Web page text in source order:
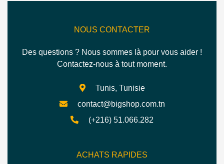
NOUS CONTACTER
Des questions ? Nous sommes là pour vous aider !
Contactez-nous à tout moment.
Tunis, Tunisie
contact@bigshop.com.tn
(+216) 51.066.282
ACHATS RAPIDES